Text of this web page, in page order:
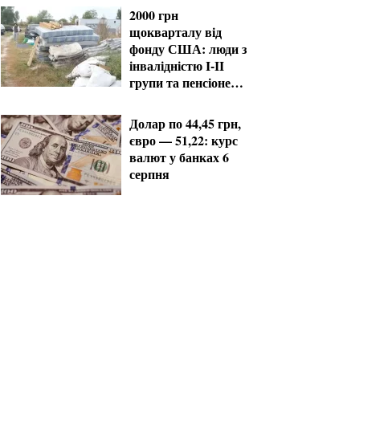
2000 грн
щокварталу від
фонду США: люди з
інвалідністю I-II
групи та пенсіонери
виплати
Долар по 44,45 грн,
євро — 51,22: курс
валют у банках 6
серпня